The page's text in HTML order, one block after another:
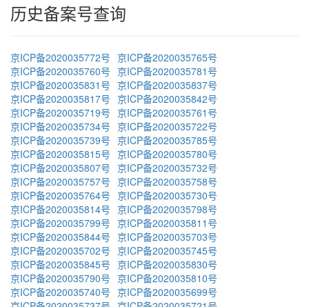
历史备案号查询
京ICP备2020035772号 京ICP备2020035765号
京ICP备2020035760号 京ICP备2020035781号
京ICP备2020035831号 京ICP备2020035837号
京ICP备2020035817号 京ICP备2020035842号
京ICP备2020035719号 京ICP备2020035761号
京ICP备2020035734号 京ICP备2020035722号
京ICP备2020035739号 京ICP备2020035785号
京ICP备2020035815号 京ICP备2020035780号
京ICP备2020035807号 京ICP备2020035732号
京ICP备2020035757号 京ICP备2020035758号
京ICP备2020035764号 京ICP备2020035730号
京ICP备2020035814号 京ICP备2020035798号
京ICP备2020035799号 京ICP备2020035811号
京ICP备2020035844号 京ICP备2020035703号
京ICP备2020035702号 京ICP备2020035745号
京ICP备2020035845号 京ICP备2020035830号
京ICP备2020035790号 京ICP备2020035810号
京ICP备2020035740号 京ICP备2020035699号